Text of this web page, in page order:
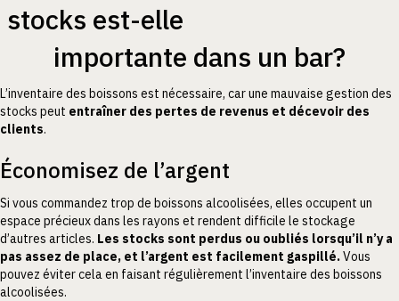
stocks est-elle
importante dans un bar?
L’inventaire des boissons est nécessaire, car une mauvaise gestion des
stocks peut entraîner des pertes de revenus et décevoir des
clients.
Économisez de l’argent
Si vous commandez trop de boissons alcoolisées, elles occupent un
espace précieux dans les rayons et rendent difficile le stockage
d’autres articles. Les stocks sont perdus ou oubliés lorsqu’il n’y a
pas assez de place, et l’argent est facilement gaspillé.Vous
pouvez éviter cela en faisant régulièrement l’inventaire des boissons
alcoolisées.